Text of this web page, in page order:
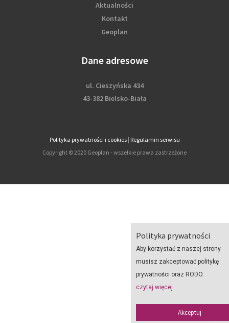
Polityka prywatności
Aby korzystać z naszej strony
musisz zakceptować politykę
prywatności oraz RODO.
czytaj więcej
Akceptuj
Aktualności
Kontakt
Geoplan
Dane adresowe
ul. Cieszyńska 434
43-382 Bielsko-Biała
Polityka prywatności i cookies| Regulamin serwisu
Copyright © 2020 Geoplan - wszelkie prawa zastrzeżone